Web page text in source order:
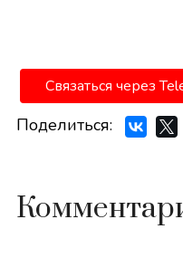
Связаться через
Поделиться: